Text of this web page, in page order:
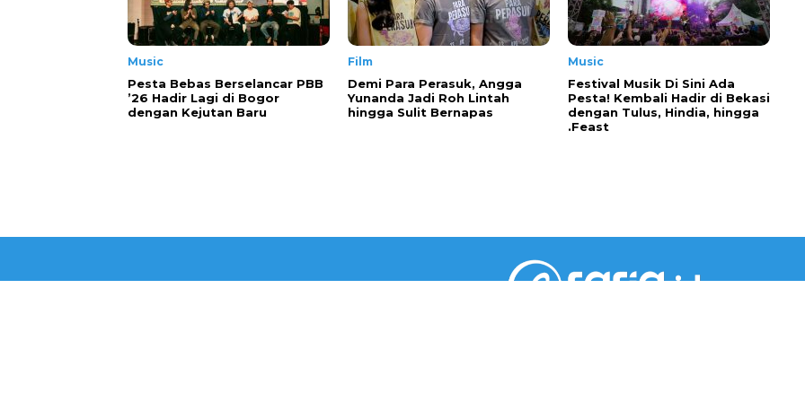
Music
Pesta Bebas Berselancar PBB
’26 Hadir Lagi di Bogor
dengan Kejutan Baru
Film
Demi Para Perasuk, Angga
Yunanda Jadi Roh Lintah
hingga Sulit Bernapas
Music
Festival Musik Di Sini Ada
Pesta! Kembali Hadir di Bekasi
dengan Tulus, Hindia, hingga
.Feast